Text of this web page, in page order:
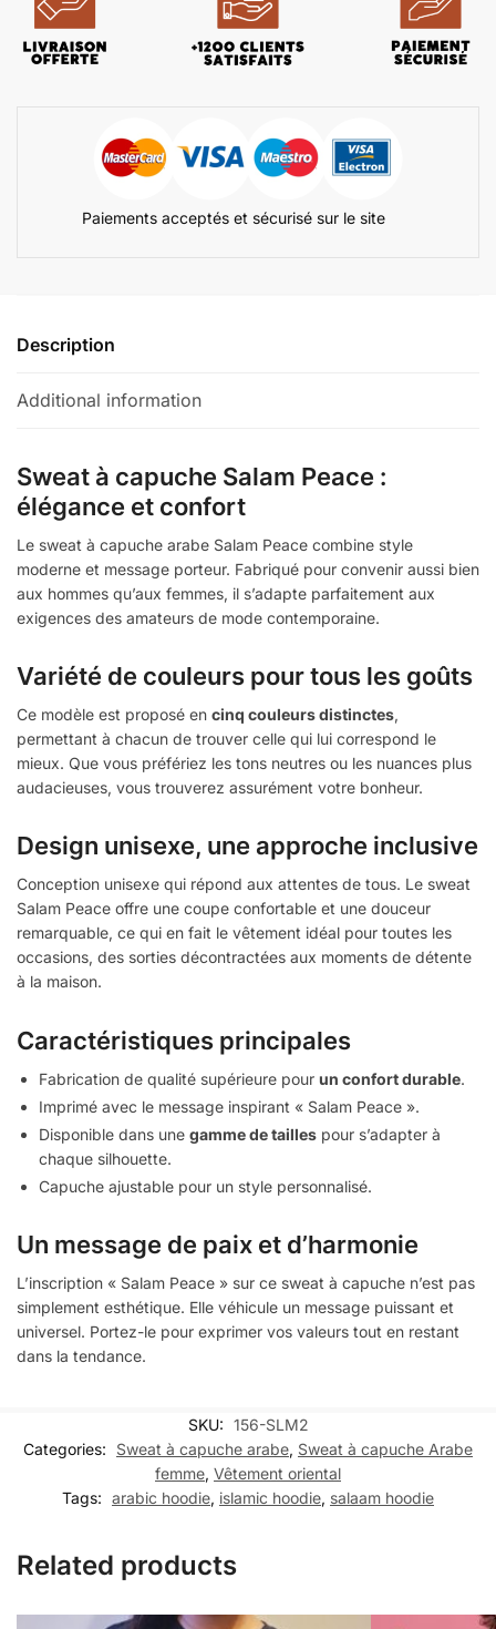
Paiements acceptés et sécurisé sur le site
Description
Additional information
Sweat à capuche Salam Peace :
élégance et confort
Le sweat à capuche arabe Salam Peace combine style
moderne et message porteur. Fabriqué pour convenir aussi bien
aux hommes qu’aux femmes, il s’adapte parfaitement aux
exigences des amateurs de mode contemporaine.
Variété de couleurs pour tous les goûts
Ce modèle est proposé en cinq couleurs distinctes,
permettant à chacun de trouver celle qui lui correspond le
mieux. Que vous préfériez les tons neutres ou les nuances plus
audacieuses, vous trouverez assurément votre bonheur.
Design unisexe, une approche inclusive
Conception unisexe qui répond aux attentes de tous. Le sweat
Salam Peace offre une coupe confortable et une douceur
remarquable, ce qui en fait le vêtement idéal pour toutes les
occasions, des sorties décontractées aux moments de détente
à la maison.
Caractéristiques principales
Fabrication de qualité supérieure pour un confort durable.
Imprimé avec le message inspirant « Salam Peace ».
Disponible dans une gamme de tailles pour s’adapter à
chaque silhouette.
Capuche ajustable pour un style personnalisé.
Un message de paix et d’harmonie
L’inscription « Salam Peace » sur ce sweat à capuche n’est pas
simplement esthétique. Elle véhicule un message puissant et
universel. Portez-le pour exprimer vos valeurs tout en restant
dans la tendance.
SKU: 156-SLM2
Categories:
Sweat à capuche arabe, Sweat à capuche Arabe
femme, Vêtement oriental
Tags: arabic hoodie, islamic hoodie, salaam hoodie
Related products